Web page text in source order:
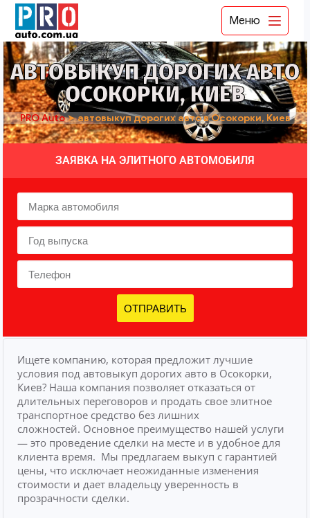
Меню
АВТОВЫКУП ДОРОГИХ АВТО
ОСОКОРКИ, КИЕВ
PRO Auto➤автовыкуп дорогих авто в Осокорки, Киев
ЗАЯВКА НА ЭЛИТНОГО АВТОМОБИЛЯ
ОТПРАВИТЬ
Ищете компанию, которая предложит лучшие
условия под автовыкуп дорогих авто в Осокорки,
Киев? Наша компания позволяет отказаться от
длительных переговоров и продать свое элитное
транспортное средство без лишних
сложностей. Основное преимущество нашей услуги
— это проведение сделки на месте и в удобное для
клиента время. Мы предлагаем выкуп с гарантией
цены, что исключает неожиданные изменения
стоимости и дает владельцу уверенность в
прозрачности сделки.